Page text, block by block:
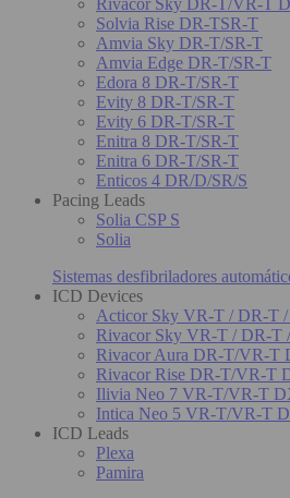
Solvia Rise DR-TSR-T
Amvia Sky DR-T/SR-T
Amvia Edge DR-T/SR-T
Edora 8 DR-T/SR-T
Evity 8 DR-T/SR-T
Evity 6 DR-T/SR-T
Enitra 8 DR-T/SR-T
Enitra 6 DR-T/SR-T
Enticos 4 DR/D/SR/S
Pacing Leads
Solia CSP S
Solia
Sistemas desfibriladores
ICD Devices
Acticor Sky VR-T / DR-T
Rivacor Sky VR-T / DR-T
Rivacor Aura DR-T/VR-T
Rivacor Rise DR-T/VR-T
Ilivia Neo 7 VR-T/VR-T
Intica Neo 5 VR-T/VR-T
ICD Leads
Plexa
Pamira